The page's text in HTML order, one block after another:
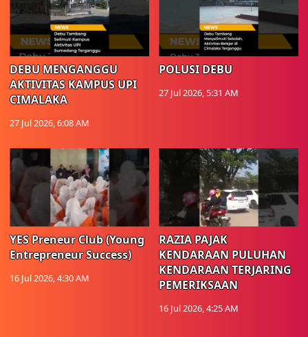
DEBU MENGANGGU
AKTIVITAS KAMPUS UPI
CIMALAKA
27 Jul 2026, 6:08 AM
POLUSI DEBU
27 Jul 2026, 5:31 AM
YES Preneur Club (Young
Entrepreneur Success)
16 Jul 2026, 4:30 AM
RAZIA PAJAK
KENDARAAN PULUHAN
KENDARAAN TERJARING
PEMERIKSAAN
16 Jul 2026, 4:25 AM